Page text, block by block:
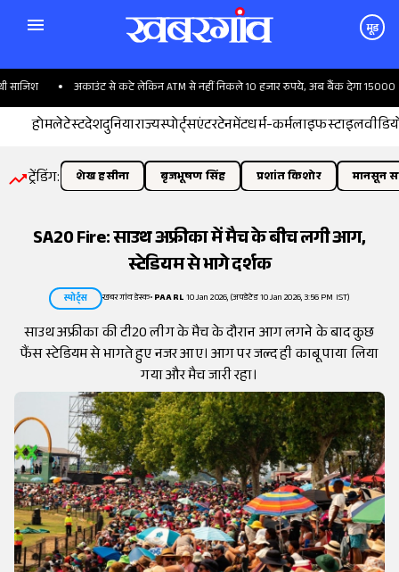
मूड
अकाउंट से कटे लेकिन ATM से नहीं निकले 10 हजार रुपये, अब बैंक देगा 15000
होमलेटेस्टदेशदुनियाराज्यस्पोर्ट्सएंटरटेनमेंटधर्म-कर्मलाइफस्टाइल
ट्रेंडिंग: शेख हसीना बृजभूषण सिंह प्रशांत किशोर मानसून
SA20 Fire: साउथ अफ्रीका में मैच के बीच लगी आग,
स्टेडियम से भागे दर्शक
स्पोर्ट्स खबरगांव डेस्क•PAARL10 Jan 2026, (अपडेटेड 10 Jan 2026, 3:56 PM IST)
साउथ अफ्रीका की टी20 लीग के मैच के दौरान आग लगने के बाद कुछ
फैंस स्टेडियम से भागते हुए नजर आए। आग पर जल्द ही काबू पाया लिया
गया और मैच जारी रहा।